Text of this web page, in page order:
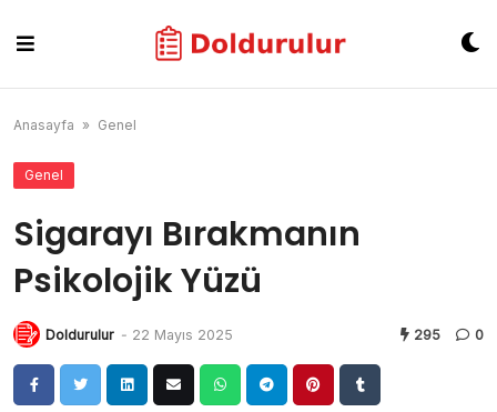
content
Anasayfa » Genel
Genel
Sigarayı Bırakmanın
Psikolojik Yüzü
Doldurulur - 22 Mayıs 2025 295 0